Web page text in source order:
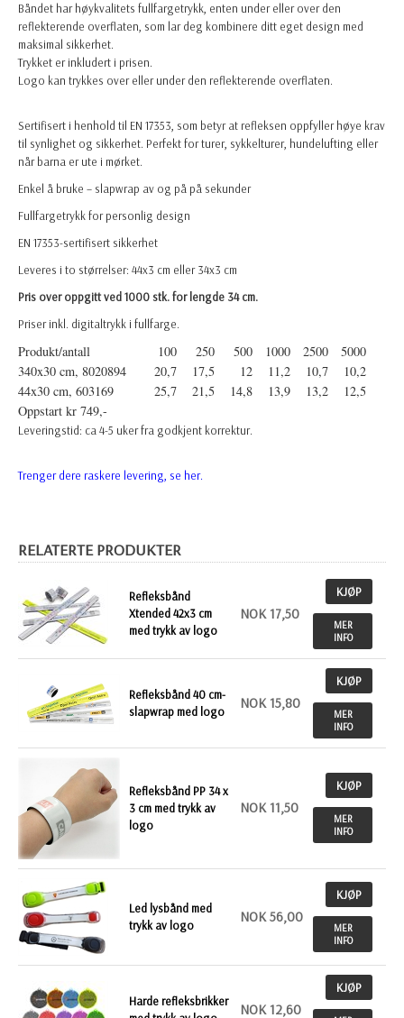
Båndet har høykvalitets fullfargetrykk, enten under eller over den
reflekterende overflaten, som lar deg kombinere ditt eget design med
maksimal sikkerhet.
Trykket er inkludert i prisen.
Logo kan trykkes over eller under den reflekterende overflaten.
Sertifisert i henhold til EN 17353, som betyr at refleksen oppfyller høye krav
til synlighet og sikkerhet. Perfekt for turer, sykkelturer, hundelufting eller
når barna er ute i mørket.
Enkel å bruke – slapwrap av og på på sekunder
Fullfargetrykk for personlig design
EN 17353-sertifisert sikkerhet
Leveres i to størrelser: 44x3 cm eller 34x3 cm
Pris over oppgitt ved 1000 stk. for lengde 34 cm.
Priser inkl. digitaltrykk i fullfarge.
Produkt/antall 100 250 500 1000 2500
5000
340x30 cm, 8020894
20,7 17,5 12 11,2 10,7
10,2
44x30 cm, 603169
25,7 21,5 14,8 13,9 13,2
12,5
Oppstart kr 749,-
Leveringstid: ca 4-5 uker fra godkjent korrektur.
Trenger dere raskere levering, se her.
RELATERTE PRODUKTER
Refleksbånd
Xtended 42x3 cm
med trykk av logo
NOK 17,50
KJØP
MER
INFO
Refleksbånd 40 cm-
slapwrap med logo
NOK 15,80
KJØP
MER
INFO
Refleksbånd PP 34 x
3 cm med trykk av
logo
NOK 11,50
KJØP
MER
INFO
Led lysbånd med
trykk av logo
NOK 56,00
KJØP
MER
INFO
Harde refleksbrikker
NOK 12,60
KJØP